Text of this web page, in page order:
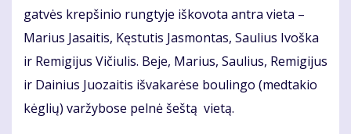
gat­vės krep­ši­nio rung­ty­je iš­ko­vo­ta an­tra vie­ta –
Ma­rius Ja­sai­tis, Kęs­tu­tis Jas­mon­tas, Sau­lius Ivoš­ka
ir Re­mi­gi­jus Vi­čiu­lis. Be­je, Ma­rius, Sau­lius, Re­mi­gi­jus
ir Dai­nius Juo­zai­tis iš­va­ka­rė­se bou­lin­go (med­ta­kio
kėg­lių) var­žy­bo­se pel­nė šeš­tą vie­tą.